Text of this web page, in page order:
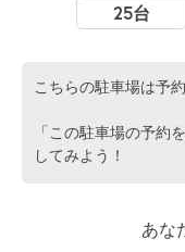
25台
こちらの駐車場は予
「この駐車場の予約
してみよう！
あな